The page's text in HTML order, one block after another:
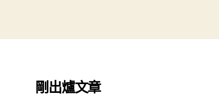
剛出爐文章